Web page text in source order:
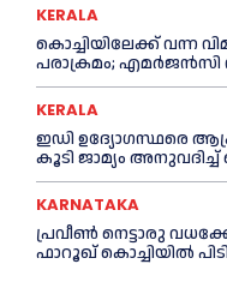
KERALA
കൊച്ചിയിലേക്ക് വന്ന
പരാക്രമം;
KERALA
ഇഡി ഉദ്യോഗസ്ഥരെ
കൂടി ജാമ്യം
KARNATAKA
പ്രവീണ്‍ നെട്ടാരു
ഫാറൂഖ് കൊച്ചിയില്‍